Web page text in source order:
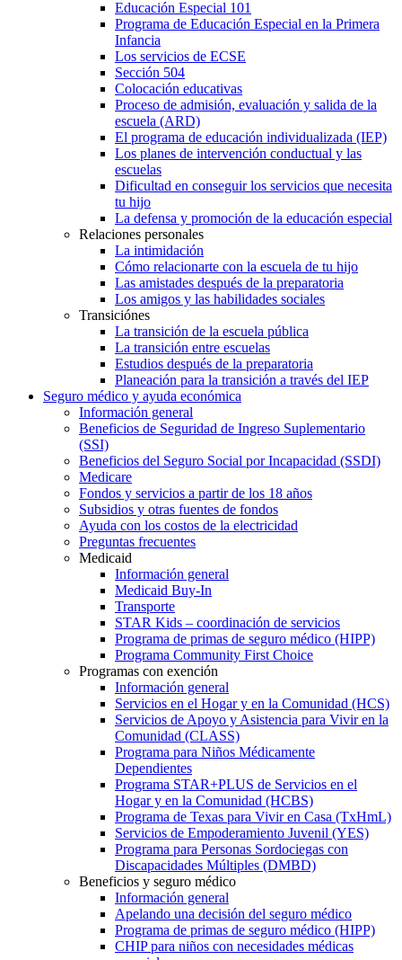
Educación Especial 101
Programa de Educación Especial en la Primera
Infancia
Los servicios de ECSE
Sección 504
Colocación educativas
Proceso de admisión, evaluación y salida de la
escuela (ARD)
El programa de educación individualizada (IEP)
Los planes de intervención conductual y las
escuelas
Dificultad en conseguir los servicios que necesita
tu hijo
La defensa y promoción de la educación especial
Relaciones personales
La intimidación
Cómo relacionarte con la escuela de tu hijo
Las amistades después de la preparatoria
Los amigos y las habilidades sociales
Transiciónes
La transición de la escuela pública
La transición entre escuelas
Estudios después de la preparatoria
Planeación para la transición a través del IEP
Seguro médico y ayuda económica
Información general
Beneficios de Seguridad de Ingreso Suplementario
(SSI)
Beneficios del Seguro Social por Incapacidad (SSDI)
Medicare
Fondos y servicios a partir de los 18 años
Subsidios y otras fuentes de fondos
Ayuda con los costos de la electricidad
Preguntas frecuentes
Medicaid
Información general
Medicaid Buy-In
Transporte
STAR Kids – coordinación de servicios
Programa de primas de seguro médico (HIPP)
Programa Community First Choice
Programas con exención
Información general
Servicios en el Hogar y en la Comunidad (HCS)
Servicios de Apoyo y Asistencia para Vivir en la
Comunidad (CLASS)
Programa para Niños Médicamente
Dependientes
Programa STAR+PLUS de Servicios en el
Hogar y en la Comunidad (HCBS)
Programa de Texas para Vivir en Casa (TxHmL)
Servicios de Empoderamiento Juvenil (YES)
Programa para Personas Sordociegas con
Discapacidades Múltiples (DMBD)
Beneficios y seguro médico
Información general
Apelando una decisión del seguro médico
Programa de primas de seguro médico (HIPP)
CHIP para niños con necesidades médicas